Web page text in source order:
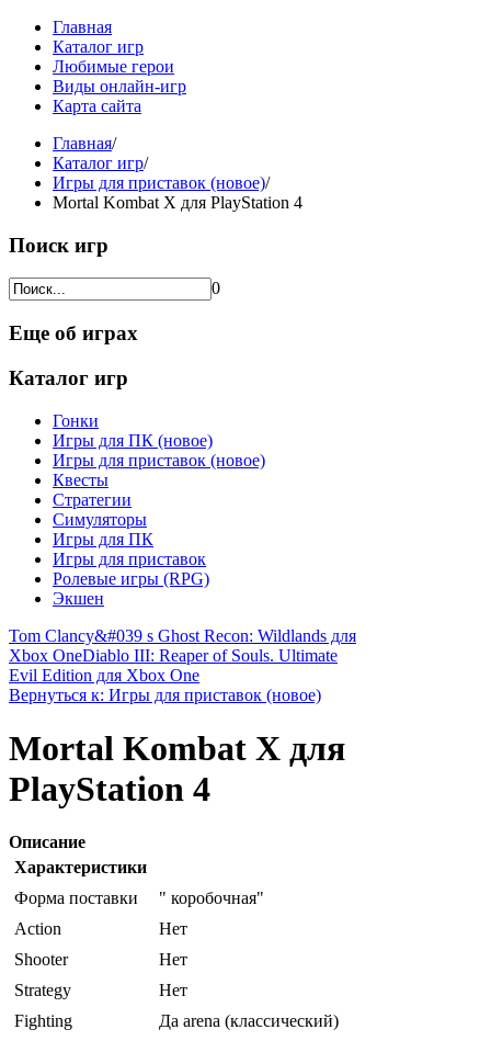
Главная
Каталог игр
Любимые герои
Виды онлайн-игр
Карта сайта
Главная/
Каталог игр/
Игры для приставок (новое)/
Mortal Kombat X для PlayStation 4
Поиск игр
0
Еще об играх
Каталог игр
Гонки
Игры для ПК (новое)
Игры для приставок (новое)
Квесты
Стратегии
Симуляторы
Игры для ПК
Игры для приставок
Ролевые игры (RPG)
Экшен
Tom Clancy&#039 s Ghost Recon: Wildlands для
Xbox OneDiablo III: Reaper of Souls. Ultimate
Evil Edition для Xbox One
Вернуться к: Игры для приставок (новое)
Mortal Kombat X для
PlayStation 4
Описание
Характеристики
Форма поставки
" коробочная"
Action
Нет
Shooter
Нет
Strategy
Нет
Fighting
Да arena (классический)